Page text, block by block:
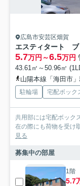
広島市安芸区畑賀
エスティタート ブ
5.7万円～6.5万円
43.61㎡～50.96㎡
山陽本線「海田市
駐輪場 宅配ボック
共用部には宅配ボック
在の際にも荷物を受け
見る
募集中の部屋
1階
5.7